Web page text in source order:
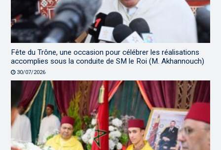
Fête du Trône, une occasion pour célébrer les réalisations
accomplies sous la conduite de SM le Roi (M. Akhannouch)
30/07/2026